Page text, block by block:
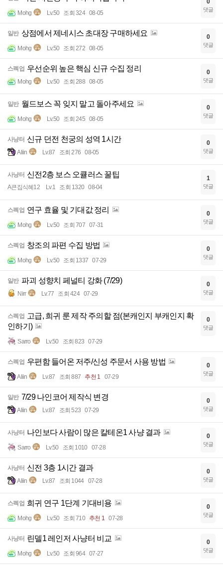
Mohg Lv.50 조회 324 08-05
0
댓글
일반 상점에서 제네시스 초대장 구매하세요
Mohg Lv.50 조회 272 08-05
0
댓글
스펙업 우선순위 높은 핵심 신규 수집 정리
Mohg Lv.50 조회 288 08-05
0
댓글
일반 월드보스 꼭 잊지 말고 돌아주세요
Mohg Lv.50 조회 245 08-05
0
댓글
사냥터 신규 던전 천궁의 성역 1시간
Aliin Lv.87 조회 276 08-05
0
댓글
사냥터 신전2층 보스 오큘러스 꿀팁
A큰집식혜12 Lv.1 조회 1320 08-04
1
댓글
스펙업 연구 효율 및 기대값 정리
Mohg Lv.50 조회 707 07-31
0
댓글
스펙업 창조의 파편 수집 방법
Mohg Lv.50 조회 1337 07-29
0
댓글
일반 파괴 성향치 페널티 강화 (7/29)
Nirr Lv.77 조회 424 07-29
0
댓글
스펙업
고급, 희귀 룬 제작 주의할 점(본캐인지 부캐인지 확
인하기)
Sarro Lv.50 조회 823 07-29
0
댓글
스펙업 우편함 들어온 저주/신성 주문서 사용 방법
Aliin Lv.87 조회 887 추천 1 07-29
0
댓글
일반 7/29 나인코어 제작식 변경
Aliin Lv.87 조회 523 07-29
0
댓글
사냥터 나인보다 사람이 많은 칼테온1 사냥 결과
Sarro Lv.50 조회 1010 07-28
0
댓글
사냥터 신전 3층 1시간 결과
Aliin Lv.87 조회 1044 07-28
0
댓글
스펙업 희귀 연구 1단계 기대비용
Mohg Lv.50 조회 710 추천 1 07-28
0
댓글
사냥터 린델1 레인저 사냥터 비교
Mohg Lv.50 조회 964 07-27
0
댓글